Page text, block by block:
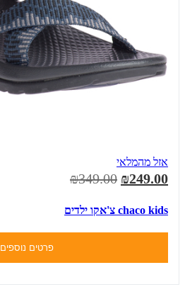
אזל מהמלאי
₪249.00
₪349.00
chaco kids צ'אקו ילדים
פרטים נוספים